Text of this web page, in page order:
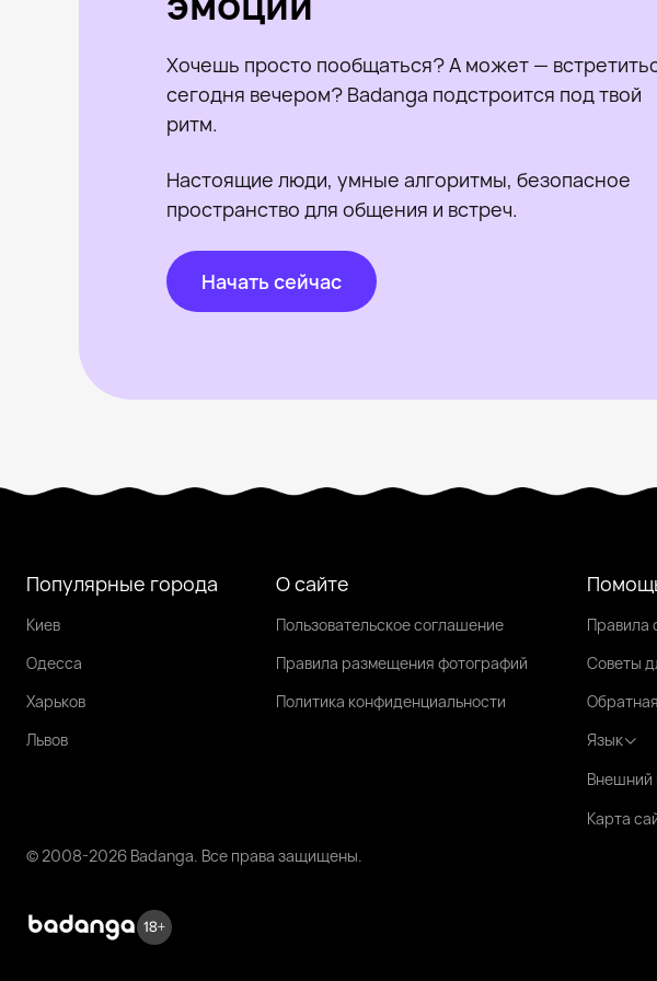
Хочешь просто пообщаться? А может —
сегодня вечером? Badanga подстроится под твой
ритм.
Настоящие люди, умные алгоритмы, безопасное
пространство для общения и встреч.
Начать сейчас
Популярные города
Киев
Одесса
Харьков
Львов
О сайте
Пользовательское соглашение
Правила размещения фотографий
Политика конфиденциальности
Правила
Советы
Язык
Внешний
Карта
© 2008-2026 Badanga. Все права защищены.